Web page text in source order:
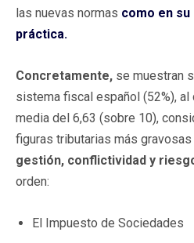
las nuevas normas como en
práctica.
Concretamente, se muestran
sistema fiscal español (52%), al
media del 6,63 (sobre 10),
figuras tributarias más
gestión, conflictividad y
orden:
El Impuesto de Sociedades